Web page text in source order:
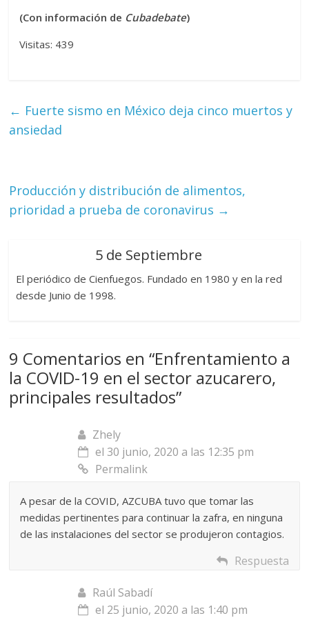
(Con información de Cubadebate)
Visitas: 439
← Fuerte sismo en México deja cinco muertos y
ansiedad
Producción y distribución de alimentos,
prioridad a prueba de coronavirus →
5 de Septiembre
El periódico de Cienfuegos. Fundado en 1980 y en la red
desde Junio de 1998.
9 Comentarios en “Enfrentamiento a
la COVID-19 en el sector azucarero,
principales resultados”
Zhely
el 30 junio, 2020 a las 12:35 pm
Permalink
A pesar de la COVID, AZCUBA tuvo que tomar las
medidas pertinentes para continuar la zafra, en ninguna
de las instalaciones del sector se produjeron contagios.
Respuesta
Raúl Sabadí
el 25 junio, 2020 a las 1:40 pm